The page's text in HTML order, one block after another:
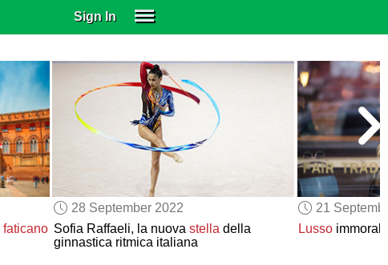
Sign In
SUBSCRIBE
EDUCATIONAL LICENSES
GIFT CARDS
OTHER LANGUAGES
ALEXA
ADJUST COLORS
faticano
28 September 2022
Sofia Raffaeli, la nuova stelladella
ginnastica ritmica italiana
21
Lusso